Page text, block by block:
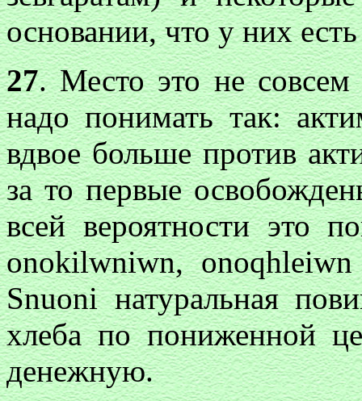
основании, что у них
27. Место это не совсем
надо понимать так:
вдвое больше против
за то первые
всей вероятности это
onokilwniwn, onoqhleiwn
Snuoniнатуральная
хлеба по пониженной
денежную.